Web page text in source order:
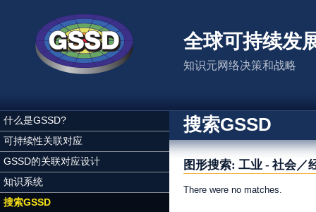
全球可持续发
知识元网络决策和战略
什么是GSSD?
可持续性关联对应
GSSD的关联对应设计
知识系统
搜索GSSD
搜索GSSD
图形搜索: 工业 - 社会／
There were no matches.